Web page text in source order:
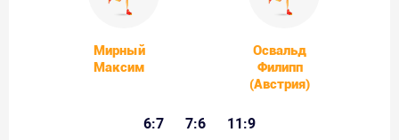
Мирный
Максим
Освальд
Филипп
(Австрия)
6:7 7:6 11:9